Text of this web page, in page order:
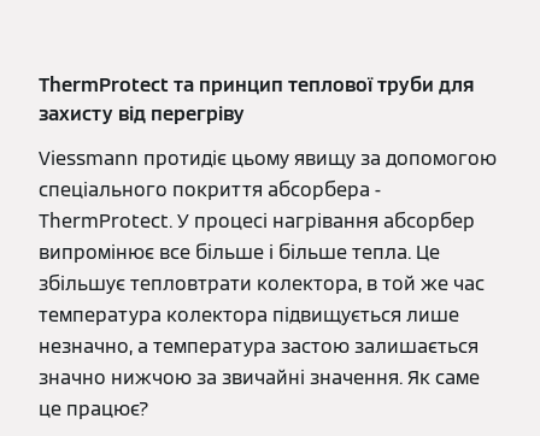
ThermProtect та принцип теплової труби для
захисту від перегріву
Viessmann протидіє цьому явищу за допомогою
спеціального покриття абсорбера -
ThermProtect. У процесі нагрівання абсорбер
випромінює все більше і більше тепла. Це
збільшує тепловтрати колектора, в той же час
температура колектора підвищується лише
незначно, а температура застою залишається
значно нижчою за звичайні значення. Як саме
це працює?